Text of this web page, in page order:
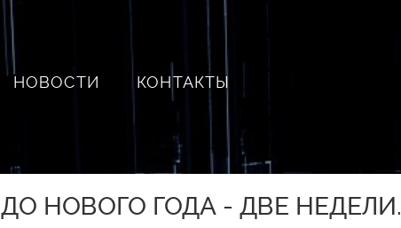
НОВОСТИ КОНТАКТЫ
НОВОГО ГОДА - ДВЕ НЕДЕЛИ.